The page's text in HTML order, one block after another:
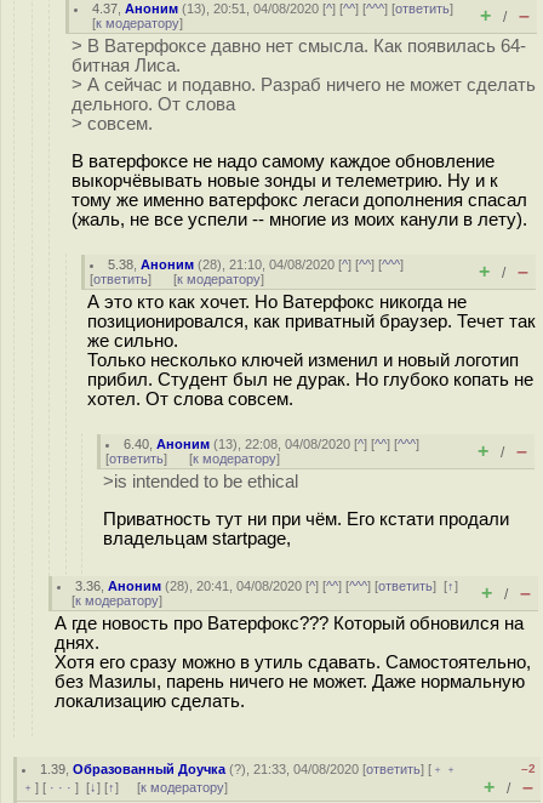
4.37 ,Аноним (13), 20:51, 04/08/2020 [^] [^^] [^^^] [ответить]
[к модератору] + / –
> В Ватерфоксе давно нет смысла. Как появилась 64-
битная Лиса.
> А сейчас и подавно. Разраб ничего не может сделать
дельного. От слова
> совсем.
В ватерфоксе не надо самому каждое обновление
выкорчёвывать новые зонды и телеметрию. Ну и к
тому же именно ватерфокс легаси дополнения спасал
(жаль, не все успели -- многие из моих канули в лету).
5.38 ,Аноним (28), 21:10, 04/08/2020 [^] [^^] [^^^]
[ответить] [к модератору] + / –
А это кто как хочет. Но Ватерфокс никогда не
позиционировался, как приватный браузер. Течет так
же сильно.
Только несколько ключей изменил и новый логотип
прибил. Студент был не дурак. Но глубоко копать не
хотел. От слова совсем.
6.40 ,Аноним (13), 22:08, 04/08/2020 [^] [^^] [^^^]
[ответить] [к модератору] + / –
>is intended to be ethical
Приватность тут ни при чём. Его кстати продали
владельцам startpage,
3.36 ,Аноним (28), 20:41, 04/08/2020 [^] [^^] [^^^] [ответить][↑]
[к модератору] + / –
А где новость про Ватерфокс??? Который обновился на
днях.
Хотя его сразу можно в утиль сдавать. Самостоятельно,
без Мазилы, парень ничего не может. Даже нормальную
локализацию сделать.
1.39 ,Образованный Доучка (?), 21:33, 04/08/2020 [ответить] [ ﹢﹢
﹢ ] [ · · · ] [↓] [↑] [к модератору]
–2
+ / –